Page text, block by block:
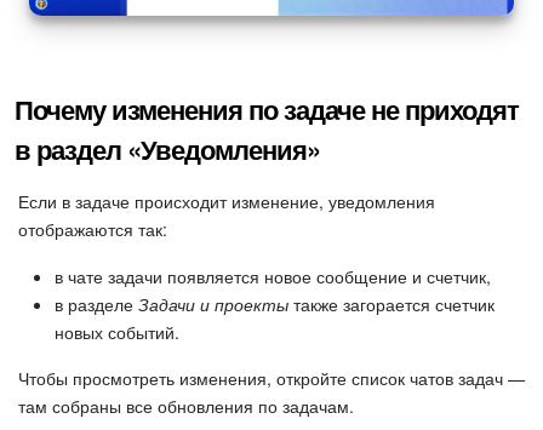
Почему изменения по задаче не приходят
в раздел «Уведомления»
Если в задаче происходит изменение, уведомления
отображаются так:
в чате задачи появляется новое сообщение и счетчик,
в разделе Задачи и проекты также загорается счетчик
новых событий.
Чтобы просмотреть изменения, откройте список чатов задач —
там собраны все обновления по задачам.